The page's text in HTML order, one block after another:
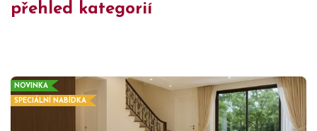
přehled kategorií
NOVINKA
SPECIÁLNÍ NABÍDKA